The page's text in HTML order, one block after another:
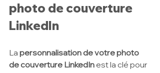
photo de couverture
LinkedIn
La personnalisation de votre photo
de couverture LinkedIn est la clé pour